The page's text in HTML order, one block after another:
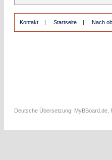
Kontakt | Startseite | Nach
Deutsche Übersetzung: MyBBoard.de